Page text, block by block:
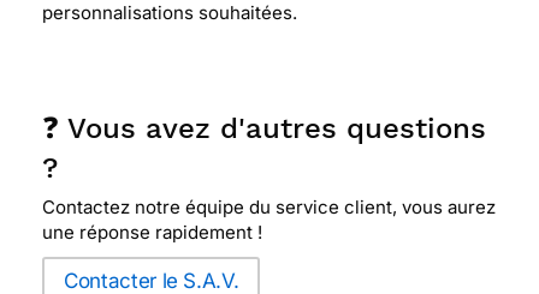
personnalisations souhaitées.
❓ Vous avez d'autres questions
?
Contactez notre équipe du service client, vous aurez
une réponse rapidement !
Contacter le S.A.V.